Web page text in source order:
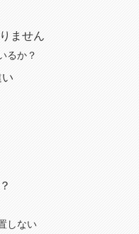
ません
るか？
しない